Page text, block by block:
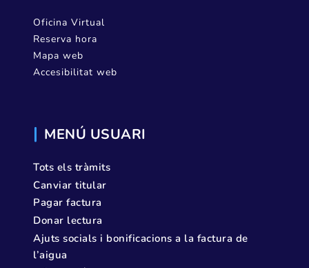
Oficina Virtual
Reserva hora
Mapa web
Accesibilitat web
MENÚ USUARI
Tots els tràmits
Canviar titular
Pagar factura
Donar lectura
Ajuts socials i bonificacions a la factura de
l’aigua